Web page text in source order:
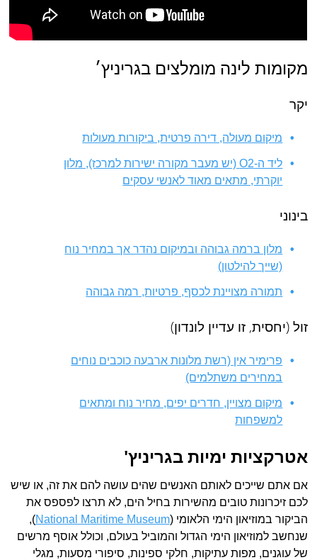
מקומות לינה מומלצים בגריניץ׳
יקר
מיקום מעולה, דירה פרטית, ביקורות מעולות
ליד ה-O2 (יש מעבר מקורה ישירות למרכז), מלון
יוקרתי, מתאים מאוד לאנשי עסקים
בינוני
מלון ברמה גבוהה ובמיקום נהדר אך במחיר נוח
(שייך להילטון)
תמורה מצויינת לכסף, פרטיות, רמה גבוהה
זול (יחסית, זו עדיין לונדון)
פרימיר אין (רשת מלונות ארבעה כוכבים נוחים
במחירים משתלמים)
מיקום מצויין, חדרים יפים, מחיר נוח ומתאים
למשפחות
אטרקציות ימיות בגריניץ'
אם אתם שייכים לאותם האנשים שהים עושה להם את זה, או שיש
לכם זיכרונות טובים מהשירות בחיל הים, לא תרצו לפספס את
הביקור במוזיאון הימי הלאומי (National Maritime Museum
),
שנחשב למוזיאון הימי הגדול והמוביל בעולם, וכולל אוסף מרשים
של עוגנים, מפות עתיקות, חלקי ספינות, סיפורי מסעות, מגלי